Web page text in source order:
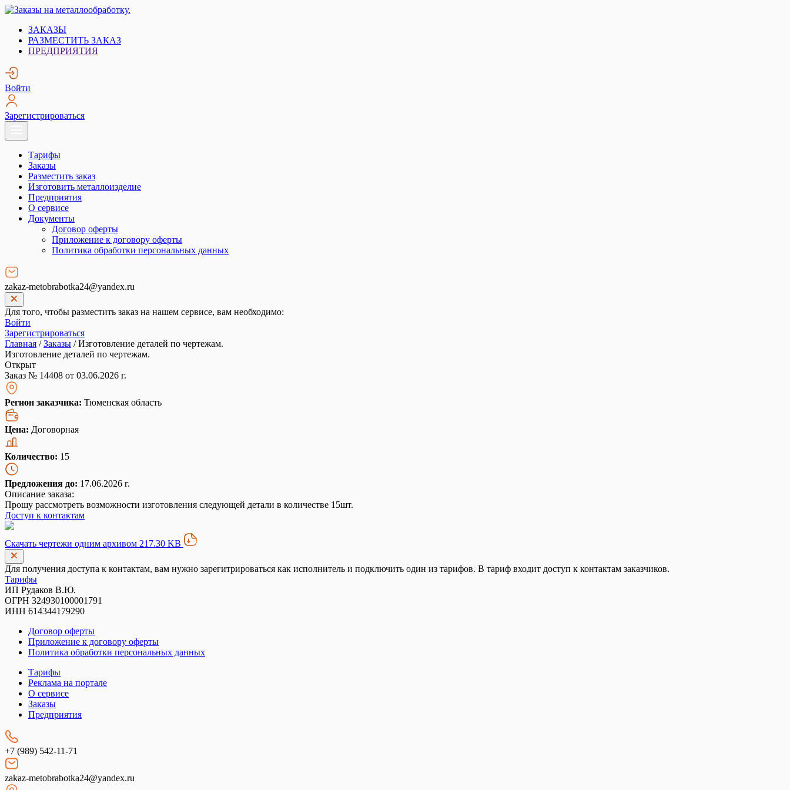
Skip
content
Заказы на металлообработку.
Металлообработка. Открытые заказы на металлообработку.
ЗАКАЗЫ
РАЗМЕСТИТЬ ЗАКАЗ
ПРЕДПРИЯТИЯ
Войти
Зарегистрироваться
Тарифы
Заказы
Разместить заказ
Изготовить металлоизделие
Предприятия
О сервисе
Документы
Договор оферты
Приложение к договору оферты
Политика обработки персональных данных
zakaz-metobrabotka24@yandex.ru
Для того, чтобы разместить заказ на нашем сервисе, вам необходимо:
Войти
Зарегистрироваться
Главная /Заказы /Изготовление деталей по чертежам.
Изготовление деталей по чертежам.
Открыт
Заказ № 14408 от 03.06.2026 г.
Регион заказчика: Тюменская область
Цена: Договорная
Количество: 15
Предложения до: 17.06.2026 г.
Описание заказа:
Прошу рассмотреть возможности изготовления следующей детали в количестве 15шт.
Доступ к контактам
Скачать чертежи одним архивом 217.30 KB
Для получения доступа к контактам, вам нужно зарегитрироваться как исполнитель и подключить один из тарифов. В тариф входит доступ к контактам заказчиков.
Тарифы
ИП Рудаков В.Ю.
ОГРН 324930100001791
ИНН 614344179290
Договор оферты
Приложение к договору оферты
Политика обработки персональных данных
Тарифы
Реклама на портале
О сервисе
Заказы
Предприятия
+7 (989) 542-11-71
zakaz-metobrabotka24@yandex.ru